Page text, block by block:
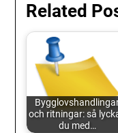
Related
och ritningar: så
du med…